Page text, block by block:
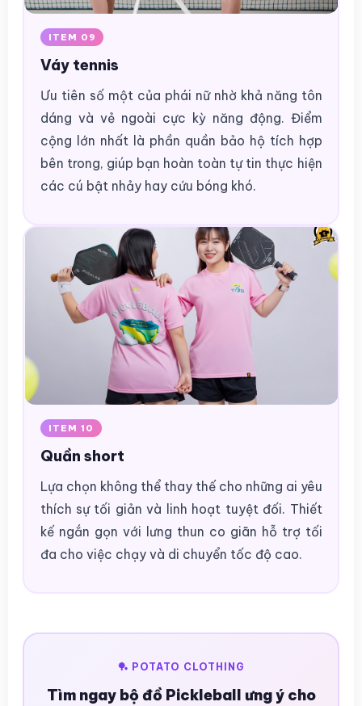
ITEM 09
Váy tennis
Ưu tiên số một của phái nữ nhờ khả năng tôn
dáng và vẻ ngoài cực kỳ năng động. Điểm
cộng lớn nhất là phần quần bảo hộ tích hợp
bên trong, giúp bạn hoàn toàn tự tin thực hiện
các cú bật nhảy hay cứu bóng khó.
ITEM 10
Quần short
Lựa chọn không thể thay thế cho những ai yêu
thích sự tối giản và linh hoạt tuyệt đối. Thiết
kế ngắn gọn với lưng thun co giãn hỗ trợ tối
đa cho việc chạy và di chuyển tốc độ cao.
🏓 POTATO CLOTHING
Tìm ngay bộ đồ Pickleball ưng ý cho